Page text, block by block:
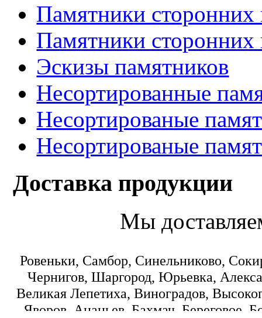
Памятники сторонних
Памятники сторонних
Эскизы памятников
Несортированные
Несортированые
Несортированые
Доставка продукции
Мы
Ровеньки, Самбор, Синельниково,
Чернигов, Шаргород, Юрьевка,
Великая Лепетиха, Виноградов,
Яворов, Ананьев, Бахмач, Береговое,